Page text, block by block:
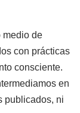
medio de
con prácticas
consciente.
en
publicados, ni